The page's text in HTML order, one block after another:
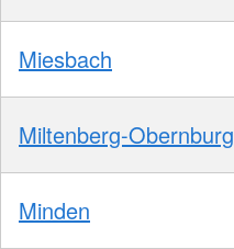
Miesbach
Miltenberg-Obernburg
Minden